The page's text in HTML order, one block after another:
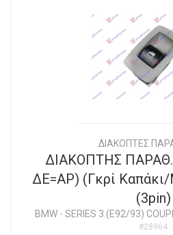
ΔΙΑΚΟΠΤΕΣ
ΔΙΑΚΟΠΤΗΣ
ΔΕ=ΑΡ) (Γκρί
(3pin)
BMW - SERIES 3 (E92/93)
#28964